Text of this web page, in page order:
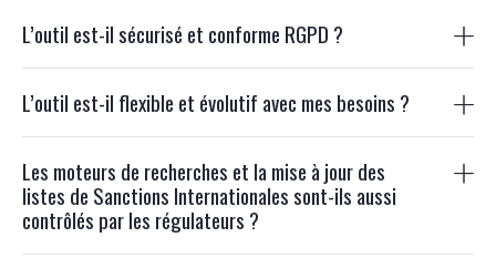
L’outil est-il sécurisé et conforme RGPD ?
L’outil est-il flexible et évolutif avec mes besoins ?
Les moteurs de recherches et la mise à jour des
listes de Sanctions Internationales sont-ils aussi
contrôlés par les régulateurs ?